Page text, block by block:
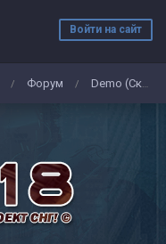
Войти на сайт
/ Форум / Demo (Скриншоты)